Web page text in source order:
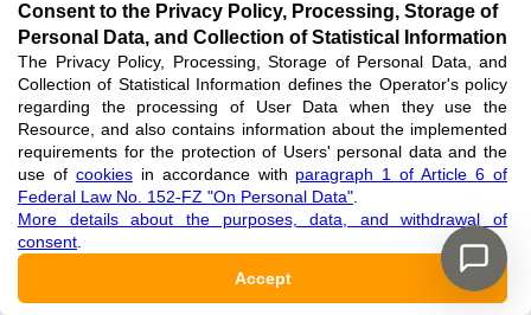
среды для их культивации. Например, экстракт, содержащий
внеклеточные метаболиты штаммаMicrobacteriumsp.,
культивированного на среде TSB, показал ингибирование
роста корней проростков, в то время как экстракт того же
типа данного штамма при культивации на питательной среде
ММ показывает увеличение роста побега проростков.
Кроме того, результаты показали, что экстракты плодовых
тел черного трюфеля, несмотря на отсутствие значимого
Consent to the Privacy Policy, Processing, Storage of
Personal Data, and Collection of Statistical Information
The Privacy Policy, Processing, Storage of Personal Data, and
Collection of Statistical Information defines the Operator's policy
regarding the processing of User Data when they use the
Resource, and also contains information about the implemented
requirements for the protection of Users' personal data and the
use of cookiesin accordance with paragraph 1 of Article 6 of
Federal Law No. 152-FZ "On Personal Data"
More details about the purposes, data, and withdrawal of
consent
Accept